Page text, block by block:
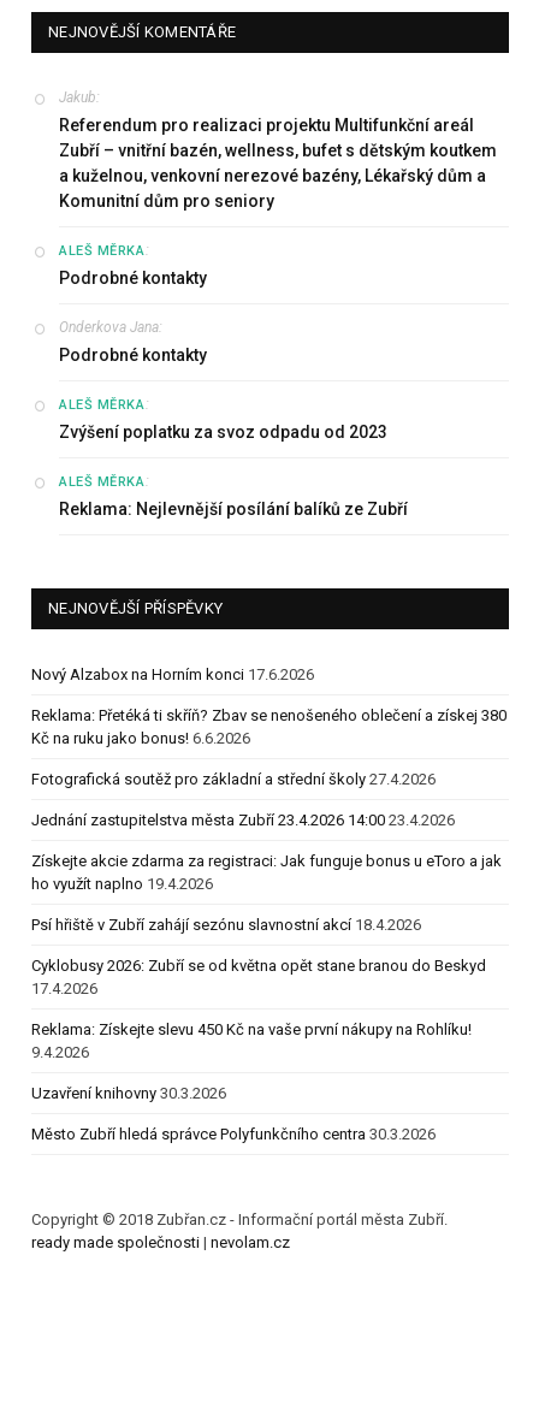
NEJNOVĚJŠÍ KOMENTÁŘE
Jakub:
Referendum pro realizaci projektu Multifunkční areál
Zubří – vnitřní bazén, wellness, bufet s dětským koutkem
a kuželnou, venkovní nerezové bazény, Lékařský dům a
Komunitní dům pro seniory
ALEŠ MĚRKA:
Podrobné kontakty
Onderkova Jana:
Podrobné kontakty
ALEŠ MĚRKA:
Zvýšení poplatku za svoz odpadu od 2023
ALEŠ MĚRKA:
Reklama: Nejlevnější posílání balíků ze Zubří
NEJNOVĚJŠÍ PŘÍSPĚVKY
Nový Alzabox na Horním konci 17.6.2026
Reklama: Přetéká ti skříň? Zbav se nenošeného oblečení a získej 380
Kč na ruku jako bonus! 6.6.2026
Fotografická soutěž pro základní a střední školy 27.4.2026
Jednání zastupitelstva města Zubří 23.4.2026 14:00 23.4.2026
Získejte akcie zdarma za registraci: Jak funguje bonus u eToro a jak
ho využít naplno 19.4.2026
Psí hřiště v Zubří zahájí sezónu slavnostní akcí 18.4.2026
Cyklobusy 2026: Zubří se od května opět stane branou do Beskyd
17.4.2026
Reklama: Získejte slevu 450 Kč na vaše první nákupy na Rohlíku!
9.4.2026
Uzavření knihovny 30.3.2026
Město Zubří hledá správce Polyfunkčního centra 30.3.2026
Copyright © 2018 Zubřan.cz - Informační portál města Zubří.
ready made společnosti | nevolam.cz